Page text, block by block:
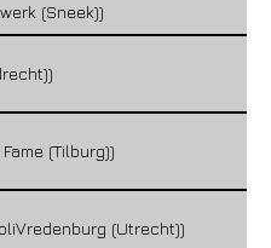
(Sneek))
(Tilburg))
(Utrecht))